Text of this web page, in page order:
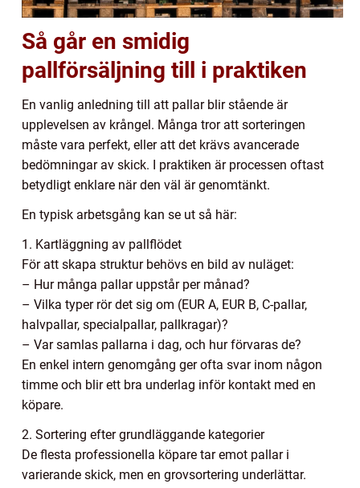
Så går en smidig
pallförsäljning till i praktiken
En vanlig anledning till att pallar blir stående är
upplevelsen av krångel. Många tror att sorteringen
måste vara perfekt, eller att det krävs avancerade
bedömningar av skick. I praktiken är processen oftast
betydligt enklare när den väl är genomtänkt.
En typisk arbetsgång kan se ut så här:
1. Kartläggning av pallflödet
För att skapa struktur behövs en bild av nuläget:
– Hur många pallar uppstår per månad?
– Vilka typer rör det sig om (EUR A, EUR B, C-pallar,
halvpallar, specialpallar, pallkragar)?
– Var samlas pallarna i dag, och hur förvaras de?
En enkel intern genomgång ger ofta svar inom någon
timme och blir ett bra underlag inför kontakt med en
köpare.
2. Sortering efter grundläggande kategorier
De flesta professionella köpare tar emot pallar i
varierande skick, men en grovsortering underlättar.